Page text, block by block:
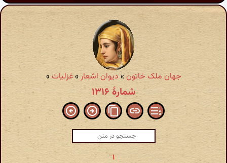
جهان ملک خاتون»دیوان اشعار»غزلیات»
شمارهٔ ۱۳۱۶